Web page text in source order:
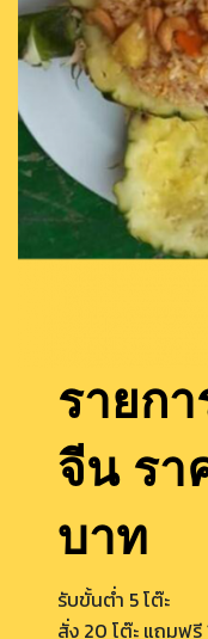
รายก
จีน รา
บาท
รับขั้นต่ำ 5 โต๊ะ
สั่ง 20 โต๊ะ แถมฟรี